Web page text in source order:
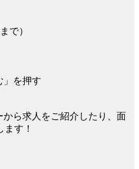
で）
」を押す
ら求人をご紹介したり、面
す！